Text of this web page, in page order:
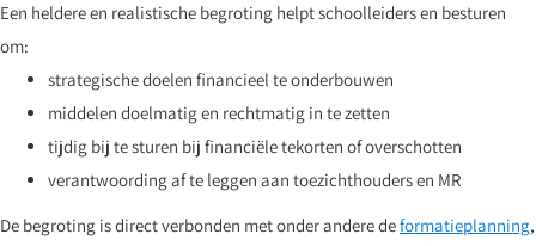
Een heldere en realistische begroting helpt schoolleiders en besturen
om:
strategische doelen financieel te onderbouwen
middelen doelmatig en rechtmatig in te zetten
tijdig bij te sturen bij financiële tekorten of overschotten
verantwoording af te leggen aan toezichthouders en MR
De begroting is direct verbonden met onder andere deformatieplanning,